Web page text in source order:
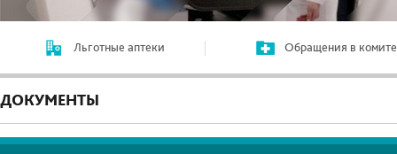
Льготные аптеки Обращения в
ДОКУМЕНТЫ